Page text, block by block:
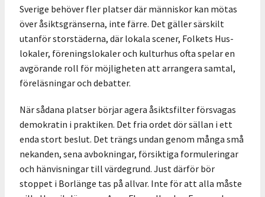
Sverige behöver fler platser där människor kan mötas
över åsiktsgränserna, inte färre. Det gäller särskilt
utanför storstäderna, där lokala scener, Folkets Hus-
lokaler, föreningslokaler och kulturhus ofta spelar en
avgörande roll för möjligheten att arrangera samtal,
föreläsningar och debatter.
När sådana platser börjar agera åsiktsfilter försvagas
demokratin i praktiken. Det fria ordet dör sällan i ett
enda stort beslut. Det trängs undan genom många små
nekanden, sena avbokningar, försiktiga formuleringar
och hänvisningar till värdegrund. Just därför bör
stoppet i Borlänge tas på allvar. Inte för att alla måste